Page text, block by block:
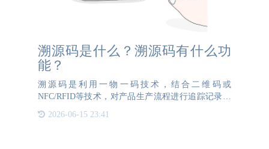
溯源码是什么？溯源码有什么功
能？
溯源码是利用一物一码技术，结合二维码或
NFC/RFID等技术，对产品生产流程进行追踪记录的
联，配合后期的商品溯源系统，实现从原材料到销售
2026-06-15 23:41